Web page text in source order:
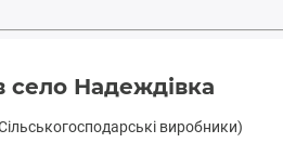
село Надеждівка
виробники)